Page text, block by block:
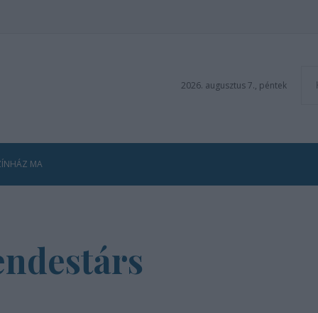
2026. augusztus 7., péntek
MA